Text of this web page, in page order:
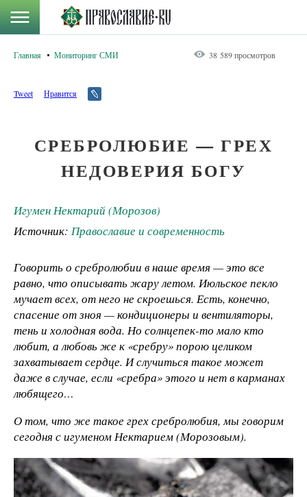
Главная Мониторинг СМИ 38 589 просмотров
Tweet Нравится
СРЕБРОЛЮБИЕ — ГРЕХ
НЕДОВЕРИЯ БОГУ
Игумен Нектарий (Морозов)
Источник: Православие и современность
Говорить о сребролюбии в наше время — это все
равно, что описывать жару летом. Июльское пекло
мучает всех, от него не скроешься. Есть, конечно,
спасение от зноя — кондиционеры и вентиляторы,
тень и холодная вода. Но солнцепек-то мало кто
любит, а любовь же к «сребру» порою целиком
захватывает сердце. И случиться такое может
даже в случае, если «сребра» этого и нет в карманах
любящего…
О том, что же такое грех сребролюбия, мы говорим
сегодня с игуменом Нектарием (Морозовым).